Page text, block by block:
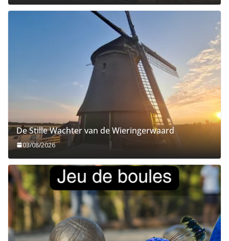
De Stille Wachter van de Wieringerwaard
03/08/2026